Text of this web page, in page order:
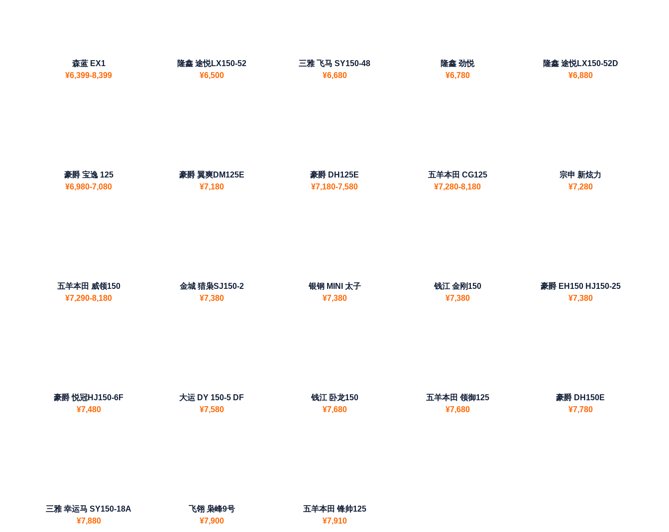
森蓝 EX1
¥6,399-8,399
隆鑫 途悦LX150-52
¥6,500
三雅 飞马 SY150-48
¥6,680
隆鑫 劲悦
¥6,780
隆鑫 途悦LX150-52D
¥6,880
豪爵 宝逸 125
¥6,980-7,080
豪爵 翼爽DM125E
¥7,180
豪爵 DH125E
¥7,180-7,580
五羊本田 CG125
¥7,280-8,180
宗申 新炫力
¥7,280
五羊本田 威领150
¥7,290-8,180
金城 猎枭SJ150-2
¥7,380
银钢 MINI 太子
¥7,380
钱江 金刚150
¥7,380
豪爵 EH150 HJ150-25
¥7,380
豪爵 悦冠HJ150-6F
¥7,480
大运 DY 150-5 DF
¥7,580
钱江 卧龙150
¥7,680
五羊本田 领御125
¥7,680
豪爵 DH150E
¥7,780
三雅 幸运马 SY150-18A
¥7,880
飞翎 枭峰9号
¥7,900
五羊本田 锋帅125
¥7,910